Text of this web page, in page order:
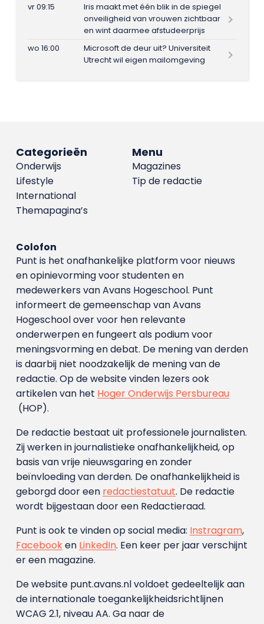
vr 09:15
Iris maakt met één blik in de spiegel
onveiligheid van vrouwen zichtbaar
en wint daarmee afstudeerprijs
wo 16:00
Microsoft de deur uit? Universiteit
Utrecht wil eigen mailomgeving
Menu
Magazines
Tip de redactie
Categorieën
Onderwijs
Lifestyle
International
Themapagina’s
Colofon
Punt is het onafhankelijke platform voor nieuws
en opinievorming voor studenten en
medewerkers van Avans Hoge­school. Punt
informeert de gemeenschap van Avans
Hogeschool over voor hen relevante
onderwerpen en fungeert als podium voor
meningsvorming en debat. De mening van derden
is daarbij niet noodzakelijk de mening van de
redactie. Op de website vinden lezers ook
artikelen van het Hoger Onderwijs Persbureau
(HOP).
De redactie bestaat uit professionele journalisten.
Zij werken in journalistieke onafhankelijkheid, op
basis van vrije nieuwsgaring en zonder
beïnvloeding van derden. De onafhankelijkheid is
geborgd door een redactiestatuut. De redactie
wordt bijgestaan door een Redactieraad.
Punt is ook te vinden op social media: Instragram,
Facebooken LinkedIn. Een keer per jaar verschijnt
er een magazine.
De website punt.avans.nl voldoet gedeeltelijk aan
de internationale toegankelijkheidsrichtlijnen
WCAG 2.1, niveau AA. Ga naar de